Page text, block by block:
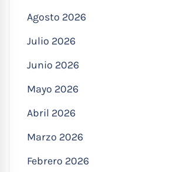
Agosto 2026
Julio 2026
Junio 2026
Mayo 2026
Abril 2026
Marzo 2026
Febrero 2026